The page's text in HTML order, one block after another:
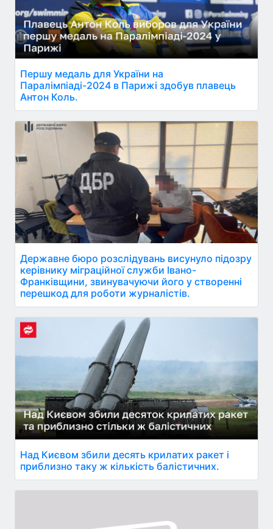
Першу медаль для України на
Паралімпіаді-2024 в Парижі здобув плавець
Антон Коль.
Державне бюро розслідувань висунуло підозру
керівнику міграційної служби Івано-
Франківщини, звинувачуючи його у створенні
перешкод для роботи журналістів.
Над Києвом збили десять крилатих ракет і
приблизно таку ж кількість балістичних.